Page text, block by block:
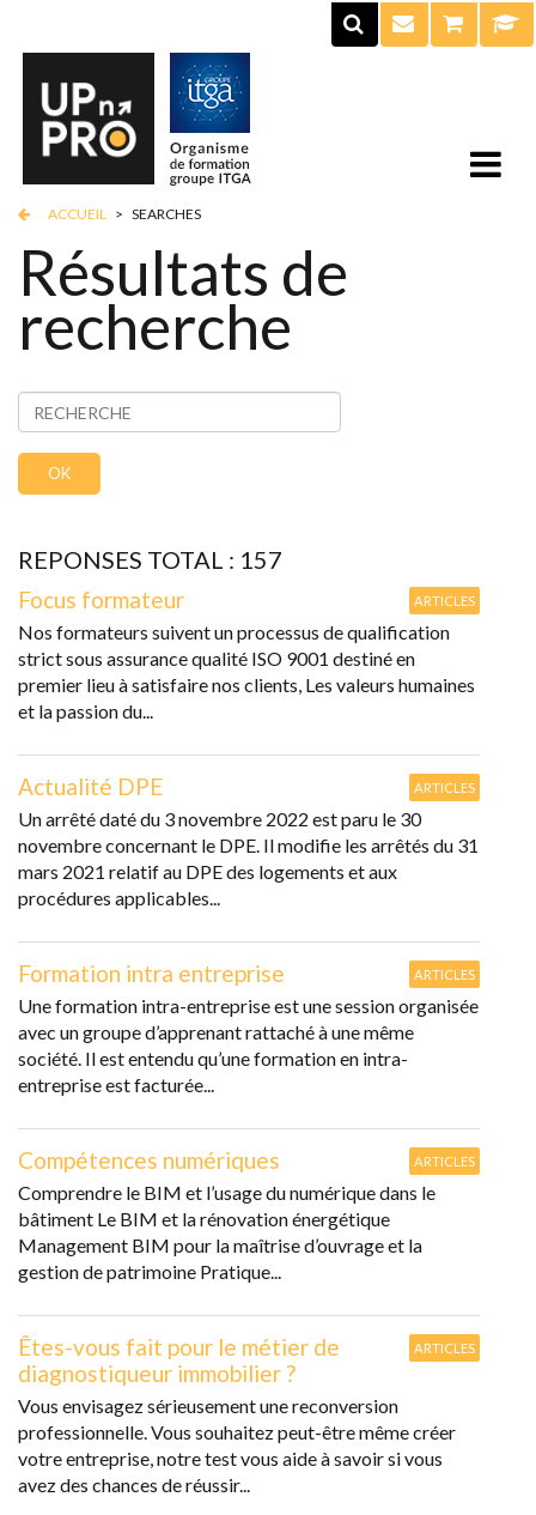
ACCUEIL > SEARCHES
Résultats de
recherche
REPONSES TOTAL : 157
ARTICLES
Focus formateur
Nos formateurs suivent un processus de qualification
strict sous assurance qualité ISO 9001 destiné en
premier lieu à satisfaire nos clients, Les valeurs humaines
et la passion du...
ARTICLES
Actualité DPE
Un arrêté daté du 3 novembre 2022 est paru le 30
novembre concernant le DPE. Il modifie les arrêtés du 31
mars 2021 relatif au DPE des logements et aux
procédures applicables...
ARTICLES
Formation intra entreprise
Une formation intra-entreprise est une session organisée
avec un groupe d’apprenant rattaché à une même
société. Il est entendu qu’une formation en intra-
entreprise est facturée...
ARTICLES
Compétences numériques
Comprendre le BIM et l’usage du numérique dans le
bâtiment Le BIM et la rénovation énergétique
Management BIM pour la maîtrise d’ouvrage et la
gestion de patrimoine Pratique...
ARTICLES
Êtes-vous fait pour le métier de
diagnostiqueur immobilier ?
Vous envisagez sérieusement une reconversion
professionnelle. Vous souhaitez peut-être même créer
votre entreprise, notre test vous aide à savoir si vous
avez des chances de réussir...